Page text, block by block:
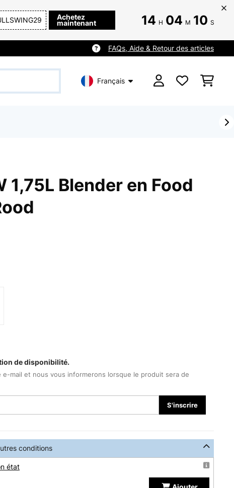
Achetez
maintenant 14 H 04 M 08 S
FAQs, Aide & Retour des articles
Français
1,75L Blender en Food
de disponibilité.
e-mail et nous vous informerons lorsque le produit sera de
S'inscrire
conditions
état